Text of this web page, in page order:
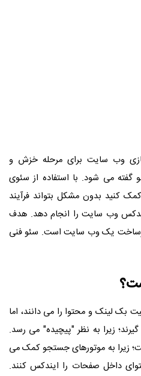
وب سایت برای مرحله خزش و
می شود. با استفاده از سئوی
کنید بدون مشکل بتواند فرآیند
وب سایت را انجام دهد. هدف
یک وب سایت است. سئو فنی
بک لینک و محتوا را می دانند، اما
زیرا به نظر "پیچیده" می رسد.
زیرا به موتورهای جستجو کمک می
داخل صفحات را ایندکس کنند.